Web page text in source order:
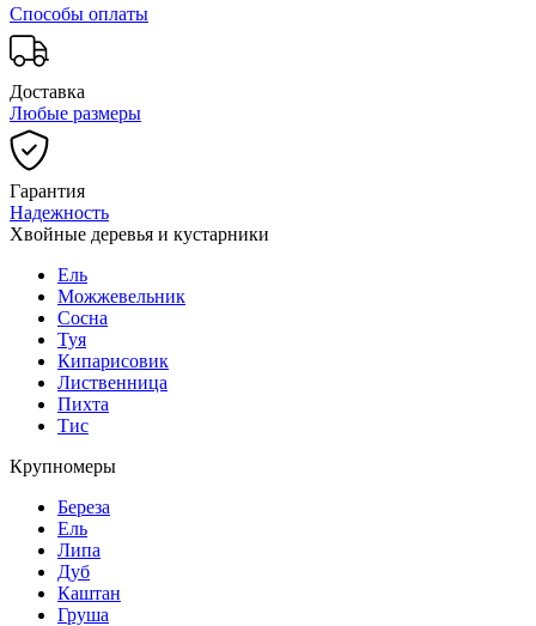
Способы оплаты
Доставка
Любые размеры
Гарантия
Надежность
Хвойные деревья и кустарники
Ель
Можжевельник
Сосна
Туя
Кипарисовик
Лиственница
Пихта
Тис
Крупномеры
Береза
Ель
Липа
Дуб
Каштан
Груша